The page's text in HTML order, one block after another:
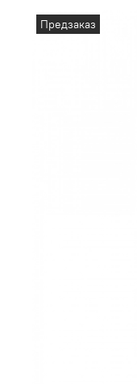
Предзаказ